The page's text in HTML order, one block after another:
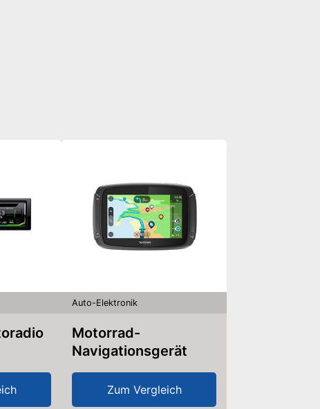
Auto-Elektronik
Motorrad-
Navigationsgerät
Zum Vergleich